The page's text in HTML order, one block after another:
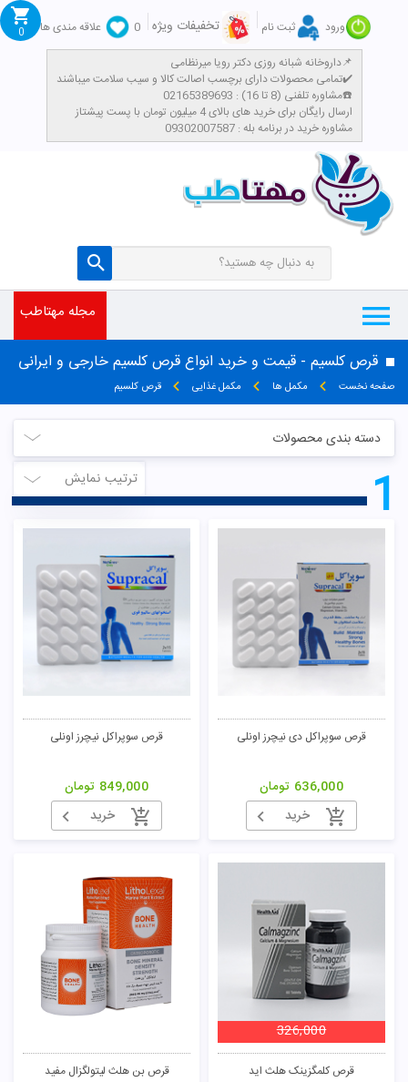
ورود ثبت نام تخفیفات ویژه 0
علاقه مندی ها
داروخانه شبانه روزی دکتر رویا میرنظامی📌
تمامی محصولات دارای برچسب اصالت کالا و سیب سلامت میباشند✔️
مشاوره تلفنی (8 تا 16) : 02165389693☎️
​ارسال رایگان برای خرید های بالای 4 میلیون تومان با پست پیشتاز
مشاوره خرید در برنامه بله : 09302007587
0
مجله مهتاطب
قرص کلسیم - قیمت و خرید انواع قرص کلسیم خارجی و ایرانی
صفحه نخست مکمل ها مکمل غذایی قرص کلسیم
دسته بندی محصولات
ترتیب نمایش
1
قرص سوپراکل دی نیچرز اونلی
636,000 تومان
خرید
قرص سوپراکل نیچرز اونلی
849,000 تومان
خرید
قرص کلمگزینک هلث اید
326,000
قرص بن هلث لیتولگزال مفید